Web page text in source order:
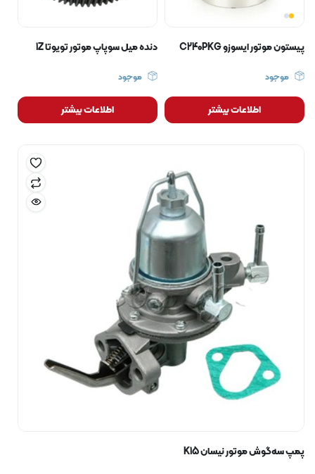
پیستون موتور ایسوزو C240PKG
موجود
اطلاعات بیشتر
دنده میل سوپاپ موتور تویوتا 1Z
موجود
اطلاعات بیشتر
پمپ سه‌گوش موتور نیسان K15